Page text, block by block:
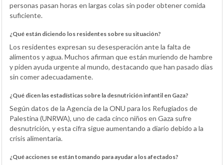
personas pasan horas en largas colas sin poder obtener comida
suficiente.
¿Qué están diciendo los residentes sobre su situación?
Los residentes expresan su desesperación ante la falta de
alimentos y agua. Muchos afirman que están muriendo de hambre
y piden ayuda urgente al mundo, destacando que han pasado días
sin comer adecuadamente.
¿Qué dicen las estadísticas sobre la desnutrición infantil en Gaza?
Según datos de la Agencia de la ONU para los Refugiados de
Palestina (UNRWA), uno de cada cinco niños en Gaza sufre
desnutrición, y esta cifra sigue aumentando a diario debido a la
crisis alimentaria.
¿Qué acciones se están tomando para ayudar a los afectados?